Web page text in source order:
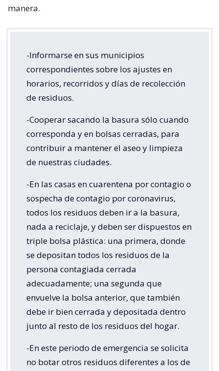
manera.
-Informarse en sus municipios
correspondientes sobre los ajustes en
horarios, recorridos y días de recolección
de residuos.
-Cooperar sacando la basura sólo cuando
corresponda y en bolsas cerradas, para
contribuir a mantener el aseo y limpieza
de nuestras ciudades.
-En las casas en cuarentena por contagio o
sospecha de contagio por coronavirus,
todos los residuos deben ir a la basura,
nada a reciclaje, y deben ser dispuestos en
triple bolsa plástica: una primera, donde
se depositan todos los residuos de la
persona contagiada cerrada
adecuadamente; una segunda que
envuelve la bolsa anterior, que también
debe ir bien cerrada y depositada dentro
junto al resto de los residuos del hogar.
-En este periodo de emergencia se solicita
no botar otros residuos diferentes a los de